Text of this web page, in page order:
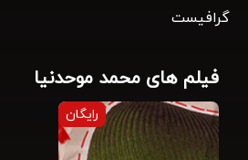
گرافیست
فیلم های محمد موحدنیا
رایگان